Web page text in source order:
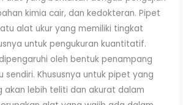
kimia cair, dan kedokteran. Pipet
alat ukur yang memiliki tingkat
untuk pengukuran kuantitatif.
oleh bentuk penampang
Khususnya untuk pipet yang
akan lebih teliti dan akurat dalam